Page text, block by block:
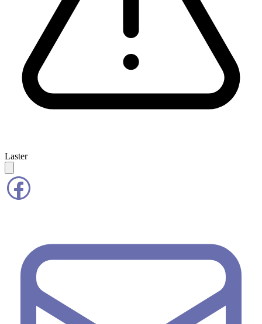
Laster